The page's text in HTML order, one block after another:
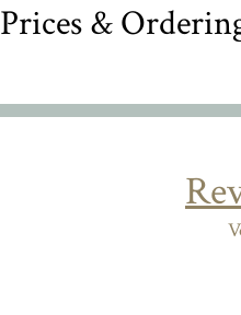
Prices &